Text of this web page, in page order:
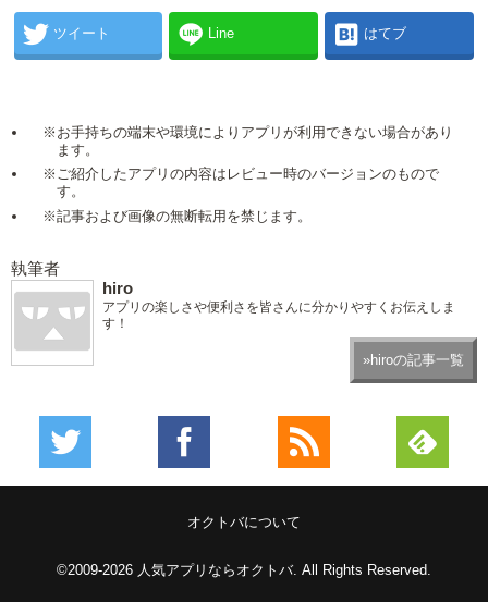
ツイート Line はてブ
※お手持ちの端末や環境によりアプリが利用できない場合があり
ます。
※ご紹介したアプリの内容はレビュー時のバージョンのもので
す。
※記事および画像の無断転用を禁じます。
執筆者
hiro
アプリの楽しさや便利さを皆さんに分かりやすくお伝えしま
す！
»hiroの記事一覧
オクトバについて
©2009-2026 人気アプリならオクトバ. All Rights Reserved.